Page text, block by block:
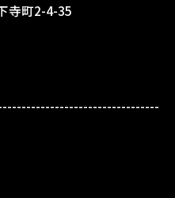
寺町2-4-35